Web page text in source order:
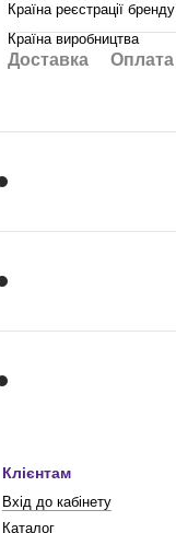
Країна реєстрації бренду
Країна виробництва
Доставка Оплата
Клієнтам
Вхід до кабінету
Каталог